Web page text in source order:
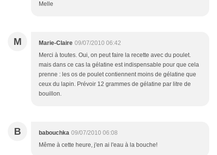
Melle
M Marie-Claire 09/07/2010 06:42
Merci à toutes. Oui, on peut faire la recette avec du poulet.
mais dans ce cas la gélatine est indispensable pour que cela
prenne : les os de poulet contiennent moins de gélatine que
ceux du lapin. Prévoir 12 grammes de gélatine par litre de
bouillon.
B babouchka 09/07/2010 06:08
Même à cette heure, j'en ai l'eau à la bouche!